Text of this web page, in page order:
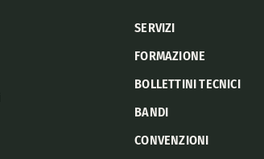
SERVIZI
FORMAZIONE
BOLLETTINI TECNICI
BANDI
CONVENZIONI